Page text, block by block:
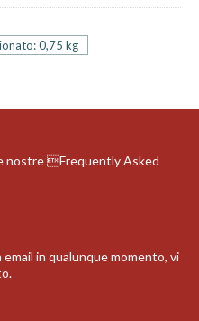
0,75 kg
nostre Frequently Asked
in qualunque momento, vi